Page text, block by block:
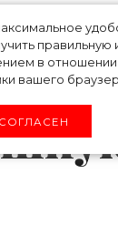
в
вашего
СОГЛАСЕН
дай